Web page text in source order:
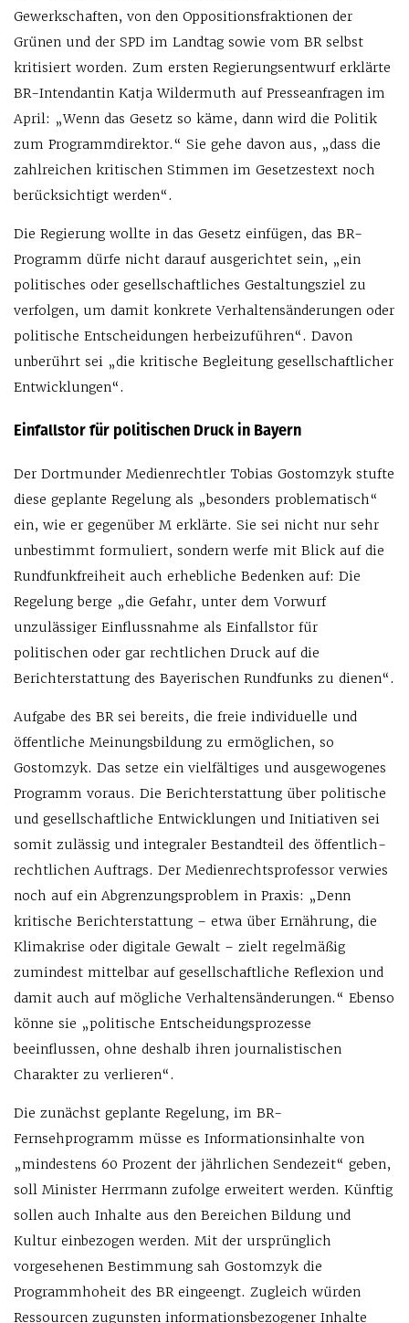
Gewerkschaften, von den Oppositionsfraktionen der
Grünen und der SPD im Landtag sowie vom BR selbst
kritisiert worden. Zum ersten Regierungsentwurf erklärte
BR-Intendantin Katja Wildermuth auf Presseanfragen im
April: „Wenn das Gesetz so käme, dann wird die Politik
zum Programmdirektor.“ Sie gehe davon aus, „dass die
zahlreichen kritischen Stimmen im Gesetzestext noch
berücksichtigt werden“.
Die Regierung wollte in das Gesetz einfügen, das BR-
Programm dürfe nicht darauf ausgerichtet sein, „ein
politisches oder gesellschaftliches Gestaltungsziel zu
verfolgen, um damit konkrete Verhaltensänderungen oder
politische Entscheidungen herbeizuführen“. Davon
unberührt sei „die kritische Begleitung gesellschaftlicher
Entwicklungen“.
Einfallstor für politischen Druck in Bayern
Der Dortmunder Medienrechtler Tobias Gostomzyk stufte
diese geplante Regelung als „besonders problematisch“
ein, wie er gegenüber M erklärte. Sie sei nicht nur sehr
unbestimmt formuliert, sondern werfe mit Blick auf die
Rundfunkfreiheit auch erhebliche Bedenken auf: Die
Regelung berge „die Gefahr, unter dem Vorwurf
unzulässiger Einflussnahme als Einfallstor für
politischen oder gar rechtlichen Druck auf die
Berichterstattung des Bayerischen Rundfunks zu dienen“.
Aufgabe des BR sei bereits, die freie individuelle und
öffentliche Meinungsbildung zu ermöglichen, so
Gostomzyk. Das setze ein vielfältiges und ausgewogenes
Programm voraus. Die Berichterstattung über politische
und gesellschaftliche Entwicklungen und Initiativen sei
somit zulässig und integraler Bestandteil des öffentlich-
rechtlichen Auftrags. Der Medienrechtsprofessor verwies
noch auf ein Abgrenzungsproblem in Praxis: „Denn
kritische Berichterstattung – etwa über Ernährung, die
Klimakrise oder digitale Gewalt – zielt regelmäßig
zumindest mittelbar auf gesellschaftliche Reflexion und
damit auch auf mögliche Verhaltensänderungen.“ Ebenso
könne sie „politische Entscheidungsprozesse
beeinflussen, ohne deshalb ihren journalistischen
Charakter zu verlieren“.
Die zunächst geplante Regelung, im BR-
Fernsehprogramm müsse es Informationsinhalte von
„mindestens 60 Prozent der jährlichen Sendezeit“ geben,
soll Minister Herrmann zufolge erweitert werden. Künftig
sollen auch Inhalte aus den Bereichen Bildung und
Kultur einbezogen werden. Mit der ursprünglich
vorgesehenen Bestimmung sah Gostomzyk die
Programmhoheit des BR eingeengt. Zugleich würden
Ressourcen zugunsten informationsbezogener Inhalte